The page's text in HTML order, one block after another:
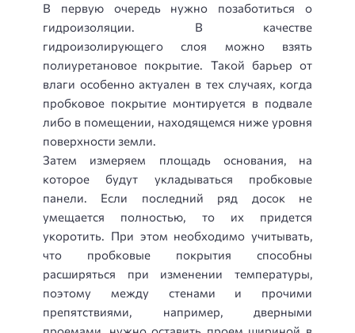
В первую очередь нужно позаботиться о
гидроизоляции. В качестве
гидроизолирующего слоя можно взять
полиуретановое покрытие. Такой барьер от
влаги особенно актуален в тех случаях, когда
пробковое покрытие монтируется в подвале
либо в помещении, находящемся ниже уровня
поверхности земли.
Затем измеряем площадь основания, на
которое будут укладываться пробковые
панели. Если последний ряд досок не
умещается полностью, то их придется
укоротить. При этом необходимо учитывать,
что пробковые покрытия способны
расширяться при изменении температуры,
поэтому между стенами и прочими
препятствиями, например, дверными